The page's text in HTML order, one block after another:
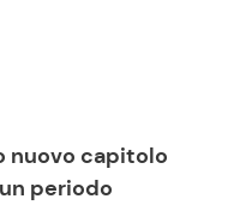
nuovo capitolo
periodo